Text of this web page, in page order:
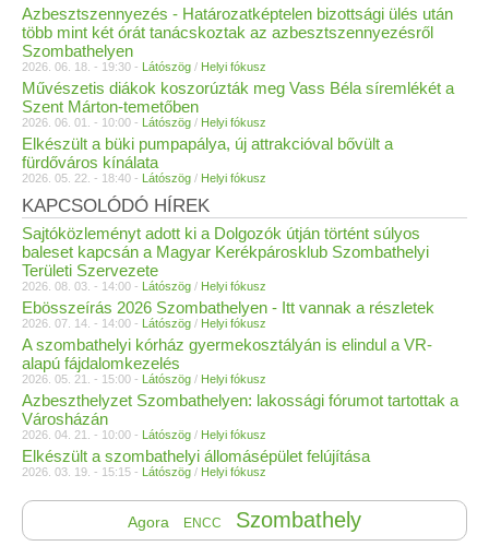
Azbesztszennyezés - Határozatképtelen bizottsági ülés után
több mint két órát tanácskoztak az azbesztszennyezésről
Szombathelyen
2026. 06. 18. - 19:30 - Látószög / Helyi fókusz
Művészetis diákok koszorúzták meg Vass Béla síremlékét a
Szent Márton-temetőben
2026. 06. 01. - 10:00 - Látószög / Helyi fókusz
Elkészült a büki pumpapálya, új attrakcióval bővült a
fürdőváros kínálata
2026. 05. 22. - 18:40 - Látószög / Helyi fókusz
KAPCSOLÓDÓ HÍREK
Sajtóközleményt adott ki a Dolgozók útján történt súlyos
baleset kapcsán a Magyar Kerékpárosklub Szombathelyi
Területi Szervezete
2026. 08. 03. - 14:00 - Látószög / Helyi fókusz
Ebösszeírás 2026 Szombathelyen - Itt vannak a részletek
2026. 07. 14. - 14:00 - Látószög / Helyi fókusz
A szombathelyi kórház gyermekosztályán is elindul a VR-
alapú fájdalomkezelés
2026. 05. 21. - 15:00 - Látószög / Helyi fókusz
Azbeszthelyzet Szombathelyen: lakossági fórumot tartottak a
Városházán
2026. 04. 21. - 10:00 - Látószög / Helyi fókusz
Elkészült a szombathelyi állomásépület felújítása
2026. 03. 19. - 15:15 - Látószög / Helyi fókusz
Agora ENCC Szombathely